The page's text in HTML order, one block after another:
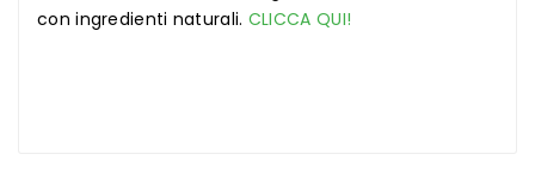
con ingredienti naturali. CLICCA QUI!